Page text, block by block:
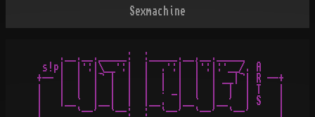
Sexmachine
    .__.__._____:  :_____.__,__._____
s!p|  |·:|\__·:|  |  .·:|  |·:|:·__/. A
+-- |  |  |¬ |  |  |  |  |  |  | __|¬| R --+
|   |  |  |  |  |  |  ! _|  |  |  |  | T   |
|   |__`  |__|  |  |__.  |__`  |__'  | S   |
|      `--'  `--:  :  `--'  `--'  `--'     |